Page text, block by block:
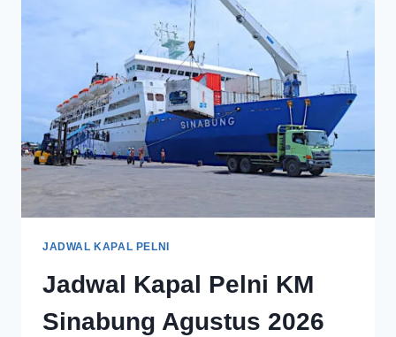
JADWAL KAPAL PELNI
Jadwal Kapal Pelni KM
Sinabung Agustus 2026